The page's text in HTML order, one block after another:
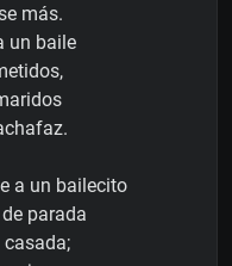
más.
un baile
a un bailecito
parada